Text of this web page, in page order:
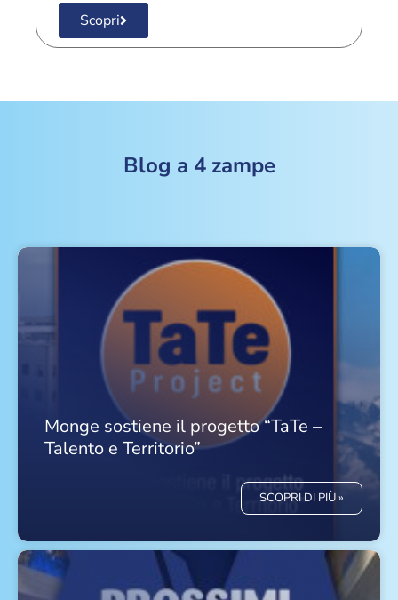
Scopri
Blog a 4 zampe
Monge sostiene il progetto “TaTe –
Talento e Territorio”
SCOPRI DI PIÙ »